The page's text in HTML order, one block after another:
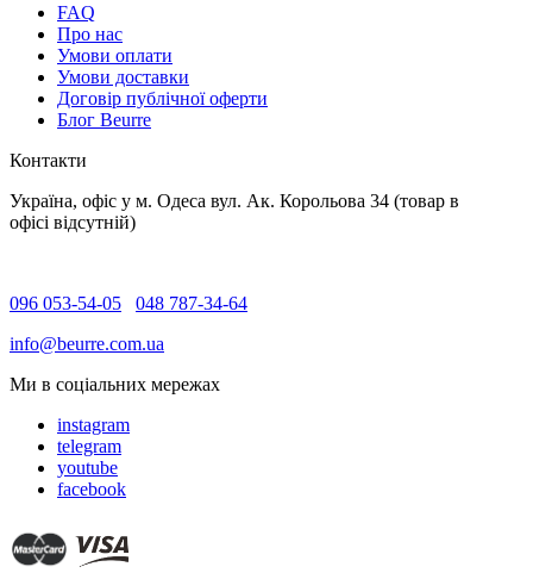
FAQ
Про нас
Умови оплати
Умови доставки
Договір публічної оферти
Блог Beurre
Контакти
Україна, офіс у м. Одеса вул. Ак. Корольова 34 (товар в
офісі відсутній)
096 053-54-05
048 787-34-64
info@beurre.com.ua
Ми в соціальних мережах
instagram
telegram
youtube
facebook